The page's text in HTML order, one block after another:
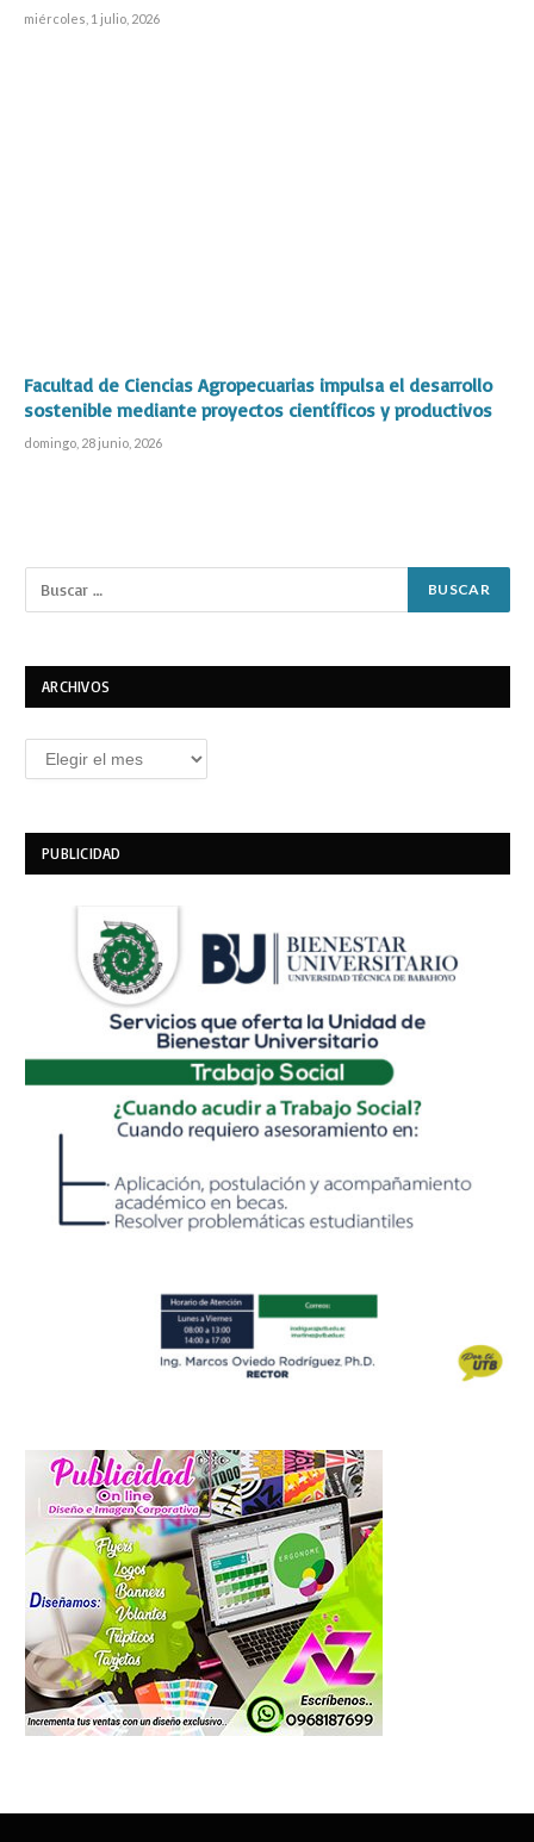
miércoles, 1 julio, 2026
Facultad de Ciencias Agropecuarias impulsa el desarrollo
sostenible mediante proyectos científicos y productivos
domingo, 28 junio, 2026
ARCHIVOS
Archivos
PUBLICIDAD